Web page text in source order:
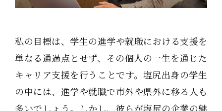
私の目標は、学生の進学や就職における支援を
単なる通過点とせず、その個人の一生を通じた
キャリア支援を行うことです。塩尻出身の学生
の中には、進学や就職で市外や県外に移る人も
多いでしょう。しかし、彼らが塩尻の企業の魅